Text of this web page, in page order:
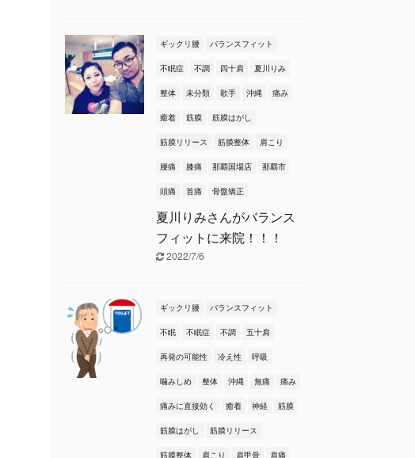
ギックリ腰 バランスフィット
不眠症 不調 四十肩 夏川りみ
整体 未分類 歌手 沖縄 痛み
癒着 筋膜 筋膜はがし
筋膜リリース 筋膜整体 肩こり
腰痛 膝痛 那覇国場店 那覇市
頭痛 首痛 骨盤矯正
夏川りみさんがバランス
フィットに来院！！！
2022/7/6
ギックリ腰 バランスフィット
不眠 不眠症 不調 五十肩
再発の可能性 冷え性 呼吸
噛みしめ 整体 沖縄 無痛 痛み
痛みに直接効く 癒着 神経 筋膜
筋膜はがし 筋膜リリース
筋膜整体 肩こり 肩甲骨 肩痛